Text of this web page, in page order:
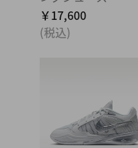
￥17,600
(税込)